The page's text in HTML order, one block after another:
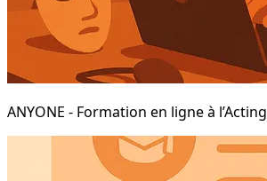
ANYONE - Formation en ligne à l’Acting